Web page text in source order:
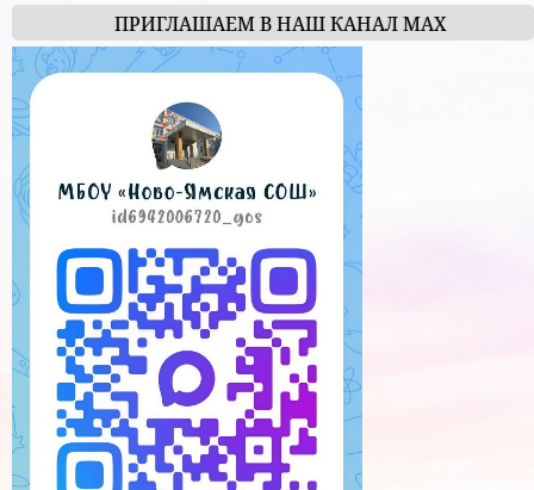
ПРИГЛАШАЕМ В НАШ КАНАЛ МАХ